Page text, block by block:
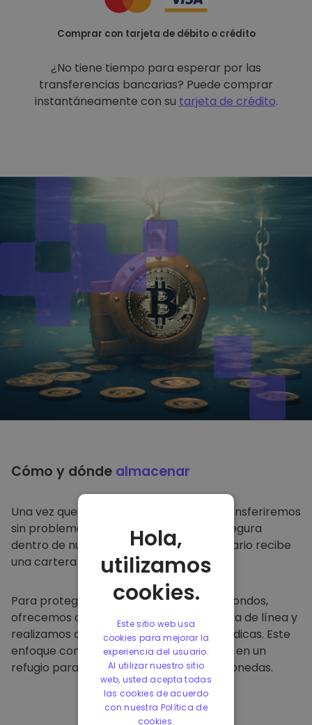
Comprar con tarjeta de débito o crédito
¿No tiene tiempo para esperar por las
transferencias bancarias? Puede comprar
instantáneamente con su tarjeta de crédito.
Cómo y dónde almacenar
Una vez que compre en
, lo transferiremos
sin problemas a su cartera dedicada y segura
dentro de nuestra plataforma. Cada usuario recibe
una cartera individual.
Para proteger a nuestros clientes y sus fondos,
ofrecemos almacenamiento seguro fuera de línea y
realizamos auditorías de seguridad periódicas. Este
enfoque convierte a nuestra plataforma en un
refugio para almacenar y otras criptomonedas.
Hola,
utilizamos
cookies.
Este sitio web usa
cookies para mejorar la
experiencia del usuario.
Al utilizar nuestro sitio
web, usted acepta todas
las cookies de acuerdo
con nuestra Política de
cookies.